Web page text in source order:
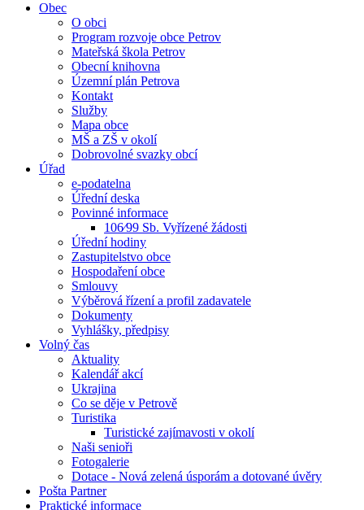
Obec
O obci
Program rozvoje obce Petrov
Mateřská škola Petrov
Obecní knihovna
Územní plán Petrova
Kontakt
Služby
Mapa obce
MŠ a ZŠ v okolí
Dobrovolné svazky obcí
Úřad
e-podatelna
Úřední deska
Povinné informace
106⁄99 Sb. Vyřízené žádosti
Úřední hodiny
Zastupitelstvo obce
Hospodaření obce
Smlouvy
Výběrová řízení a profil zadavatele
Dokumenty
Vyhlášky, předpisy
Volný čas
Aktuality
Kalendář akcí
Ukrajina
Co se děje v Petrově
Turistika
Turistické zajímavosti v okolí
Naši senioři
Fotogalerie
Dotace - Nová zelená úsporám a dotované úvěry
Pošta Partner
Praktické informace